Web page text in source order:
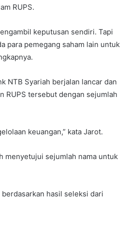
RUPS.
keputusan sendiri. Tapi
para pemegang saham lain untuk
NTB Syariah berjalan lancar dan
RUPS tersebut dengan sejumlah
keuangan,” kata Jarot.
menyetujui sejumlah nama untuk
hasil seleksi dari